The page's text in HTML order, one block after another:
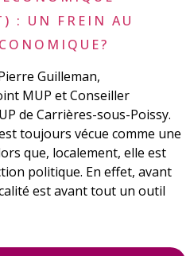
: UN FREIN AU
Guilleman,
MUP et Conseiller
de Carrières-sous-Poissy.
toujours vécue comme une
que, localement, elle est
politique. En effet, avant
est avant tout un outil